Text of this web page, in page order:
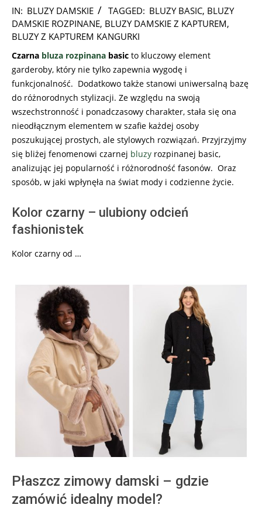
2024-
04-
25
IN: BLUZY DAMSKIE TAGGED: BLUZY BASIC, BLUZY
DAMSKIE ROZPINANE, BLUZY DAMSKIE Z KAPTUREM,
BLUZY Z KAPTUREM KANGURKI
Czarna bluza rozpinana basic to kluczowy element
garderoby, który nie tylko zapewnia wygodę i
funkcjonalność. Dodatkowo także stanowi uniwersalną bazę
do różnorodnych stylizacji. Ze względu na swoją
wszechstronność i ponadczasowy charakter, stała się ona
nieodłącznym elementem w szafie każdej osoby
poszukującej prostych, ale stylowych rozwiązań. Przyjrzyjmy
się bliżej fenomenowi czarnej bluzy rozpinanej basic,
analizując jej popularność i różnorodność fasonów. Oraz
sposób, w jaki wpłynęła na świat mody i codzienne życie.
Kolor czarny – ulubiony odcień
fashionistek
Kolor czarny od …
Płaszcz zimowy damski – gdzie
zamówić idealny model?